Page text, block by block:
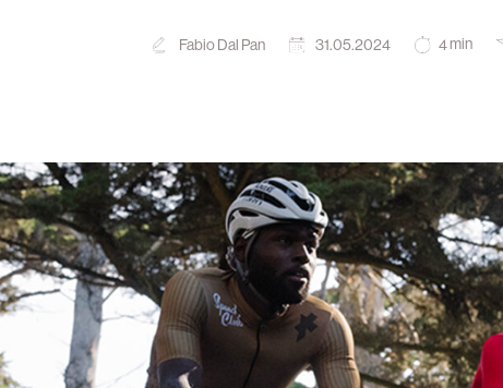
Fabio Dal Pan 31.05.2024 4min